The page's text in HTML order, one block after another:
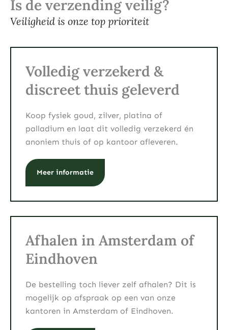
Is de verzending veilig?
Veiligheid is onze top prioriteit
Volledig verzekerd &
discreet thuis geleverd
Koop fysiek goud, zilver, platina of
palladium en laat dit volledig verzekerd én
anoniem thuis of op kantoor afleveren.
Meer informatie
Afhalen in Amsterdam of
Eindhoven
De bestelling toch liever zelf afhalen? Dit is
mogelijk op afspraak op een van onze
kantoren in Amsterdam of Eindhoven.